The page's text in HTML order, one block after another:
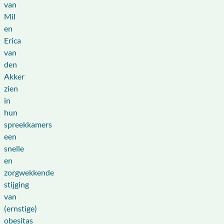
van
Mil
en
Erica
van
den
Akker
zien
in
hun
spreekkamers
een
snelle
en
zorgwekkende
stijging
van
(ernstige)
obesitas